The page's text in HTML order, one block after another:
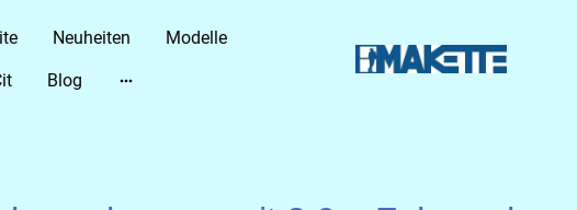
Neuheiten Modelle
Blog